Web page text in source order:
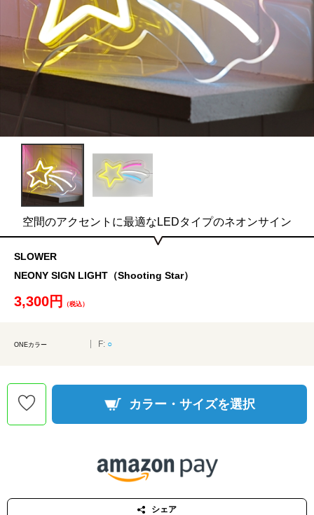
空間のアクセントに最適なLEDタイプのネオンサイン
SLOWER
NEONY SIGN LIGHT（Shooting Star）
3,300円 （税込）
ONEカラー F: ○
カラー・サイズを選択
シェア